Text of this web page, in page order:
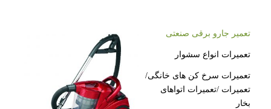
تعمیر جارو برقی صنعتی
تعمیرات انواع سشوار
تعمیرات سرخ کن های خانگی/
تعمیرات /تعمیرات اتواهای
بخار